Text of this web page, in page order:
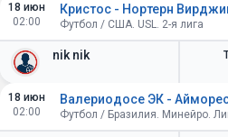
18 июн
02:00
nik nik
Кристос - Нортерн
Футбол / США. USL. 2-я лига
18 июн
02:00
Валериодосе ЭК -
Футбол / Бразилия. Минейро.